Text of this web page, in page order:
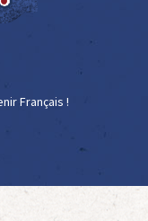
Français !